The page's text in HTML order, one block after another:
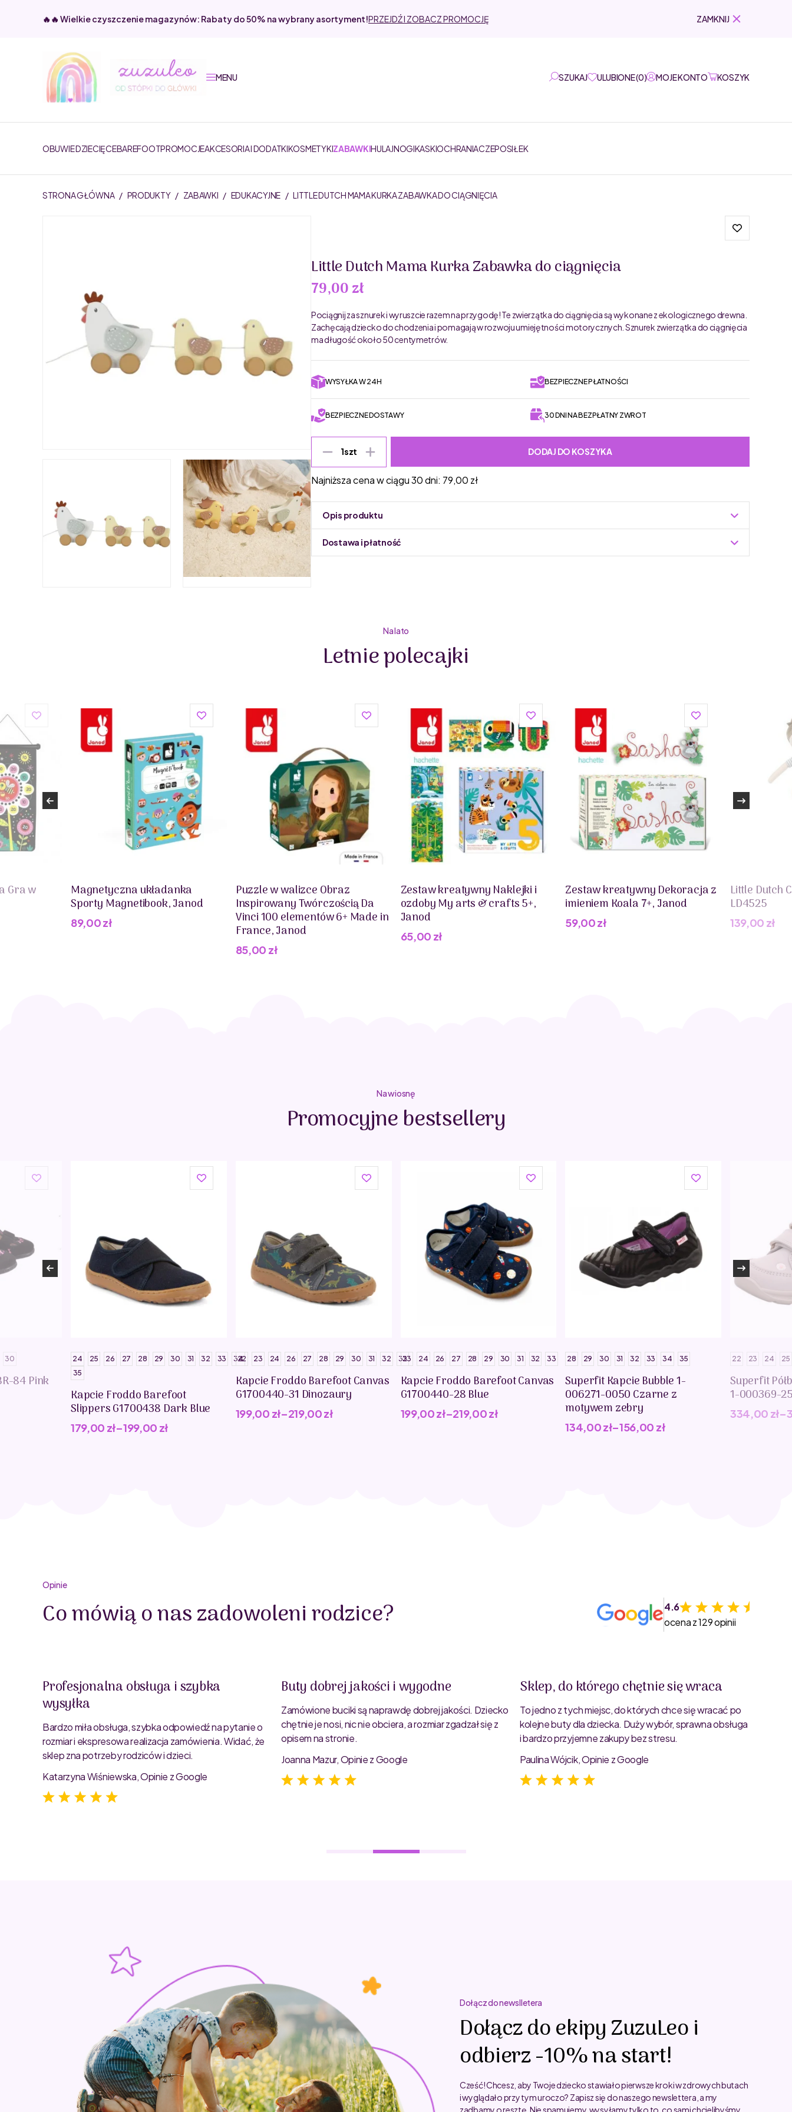
🔥🔥 Wielkie czyszczenie magazynów: Rabaty do 50% na wybrany asortyment!PRZEJDŹ I ZOBACZ PROMOCJĘ ZAMKNIJ
MENU SZUKAJ ULUBIONE(0) MOJE KONTO KOSZYK
OBUWIE DZIECIĘCEBAREFOOTPROMOCJEAKCESORIA I DODATKIKOSMETYKIZABAWKIHULAJNOGIKASKIOCHRANIACZEPOSIŁEK
STRONA GŁÓWNA / PRODUKTY / ZABAWKI / EDUKACYJNE / LITTLE DUTCH MAMA KURKA ZABAWKA DO CIĄGNIĘCIA
Little Dutch Mama Kurka Zabawka do ciągnięcia
79,00 zł
Pociągnij za sznurek i wyruszcie razem na przygodę! Te zwierzątka do ciągnięcia są wykonane z ekologicznego drewna.
Zachęcają dziecko do chodzenia i pomagają w rozwoju umiejętności motorycznych. Sznurek zwierzątka do ciągnięcia
ma długość około 50 centymetrów.
WYSYŁKA W 24H BEZPIECZNE PŁATNOŚCI
BEZPIECZNE DOSTAWY 30 DNI NA BEZPŁATNY ZWROT
1szt DODAJ DO KOSZYKA
Najniższa cena w ciągu 30 dni: 79,00 zł
Opis produktu
tworzenie produktów dla najmłodszych. W ofercie marki znajdują się doskonałej jakości tekstylia,
produkowane z bawełny organicznej z certyfikatem Oeko-tex, takie jak ręczniki, śpiworki do spania,
otulacze, akcesoria do pokoików dziecięcych oraz zabawki sensoryczne dla niemowląt, jak również zabawki
czy pojazdy wytwarzane z drewna. Produkty Little Dutch cechuje spokojna, pastelowa kolorystyka.
Ich produkty wyróżniają się nie tylko pięknym designem, ale również doskonałą jakością wykonania.
Drewniane elementy są starannie polerowane i pomalowane nietoksycznymi farbami, co sprawia, że są
bezpieczne dla dzieci. Dzięki nim dzieci mają możliwość rozwoju wyobraźni, kreatywności oraz zdolności
manualnych. Piękne wzory i kolorowe elementy przyciągają uwagę maluchów, rozwijając ich zmysły i
kreatywność.
Little Dutch dba o ekologiczny aspekt swoich produktów, używając tylko bezpiecznych farb i lakierów, które
są przyjazne dla środowiska. Dzięki temu, rodzice mogą mieć pewność, że ich dzieci bawią się bezpiecznie i że
zabawki nie wpływają negatywnie na zdrowie maluchów.
Dostawa i płatność
Na lato
Letnie polecajki
Gra w Magnetyczna układanka
Sporty Magnetibook, Janod
89,00zł
Puzzle w walizce Obraz
Inspirowany Twórczością Da
Vinci 100 elementów 6+ Made in
France, Janod
85,00 zł
Zestaw kreatywny Naklejki i
ozdoby My arts & crafts 5+,
Janod
65,00 zł
Zestaw kreatywny Dekoracja z
imieniem Koala 7+, Janod
59,00zł
Little Dutch
LD4525
139,00 zł
Na wiosnę
Promocyjne bestsellery
30
84 Pink
24 25 26 27 28 29 30 31 32 33
34
35
Kapcie Froddo Barefoot
Slippers G1700438 Dark Blue
179,00 zł–199,00 zł
22 23 24 26 27 28 29 30 31 32 33
Kapcie Froddo Barefoot Canvas
G1700440-31 Dinozaury
199,00 zł–219,00zł
23 24 26 27 28 29 30 31 32 33
Kapcie Froddo Barefoot Canvas
G1700440-28 Blue
199,00zł–219,00zł
28 29 30 31 32 33 34 35
Superfit Kapcie Bubble 1-
006271-0050 Czarne z
motywem zebry
134,00zł–156,00 zł
22 23 24 25
Superfit
1-000369-
334,00 zł–
Opinie
Co mówią o nas zadowoleni rodzice?
4.6
ocena z 129 opinii
Profesjonalna obsługa i szybka
wysyłka
Bardzo miła obsługa, szybka odpowiedź na pytanie o
rozmiar i ekspresowa realizacja zamówienia. Widać, że
sklep zna potrzeby rodziców i dzieci.
Katarzyna Wiśniewska, Opinie z Google
Buty dobrej jakości i wygodne
Zamówione buciki są naprawdę dobrej jakości. Dziecko
chętnie je nosi, nic nie obciera, a rozmiar zgadzał się z
opisem na stronie.
Joanna Mazur, Opinie z Google
Sklep, do którego chętnie się wraca
To jedno z tych miejsc, do których chce się wracać po
kolejne buty dla dziecka. Duży wybór, sprawna obsługa
i bardzo przyjemne zakupy bez stresu.
Paulina Wójcik, Opinie z Google
Dołącz do newslletera
Dołącz do ekipy ZuzuLeo i
odbierz -10% na start!
Cześć! Chcesz, aby Twoje dziecko stawiało pierwsze kroki w zdrowych butach
i wyglądało przy tym uroczo? Zapisz się do naszego newslettera, a my
zadbamy o resztę. Nie spamujemy, wysyłamy tylko to, co sami chcielibyśmy